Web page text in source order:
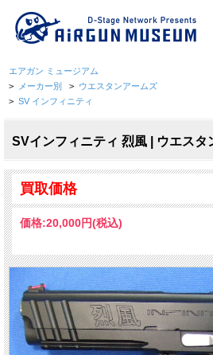
エアガン ミュージアム
> メーカー別 > ウエスタンアームズ
> SV インフィニティ
SVインフィニティ 烈風 | ウエスタ
買取価格
価格:20,000円(税込)